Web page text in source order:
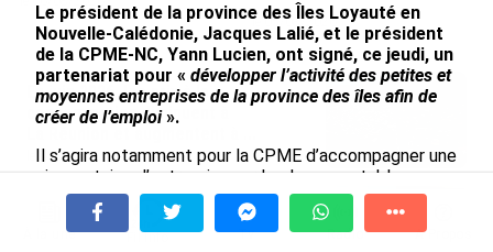
le 05/08/2026
En juin 2026, les prix à la
consommation diminuent à
La Réunion et augmentent à ...
le 04/08/2026
INTERVIEW. À Wallis-et-Futuna, un
tourisme authentique et durable en
À la une Tv Radio A Propos
Le président de la province des Îles Loyauté en
Nouvelle-Calédonie, Jacques Lalié, et le président
de la CPME-NC, Yann Lucien, ont signé, ce jeudi, un
partenariat pour « développer l’activité des petites et
moyennes entreprises de la province des îles afin de
créer de l’emploi».
Il s’agira notamment pour la CPME d’accompagner une
cinquantaine d’entreprise sur le plan comptable,
juridique ou encore fiscal jusqu’en 2024. En parallèle, la
province des Îles s’est donné pour objectif de fixer sa
population sur son territoire à travers le lancement